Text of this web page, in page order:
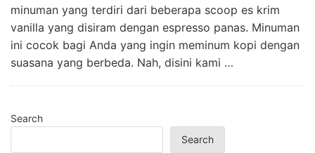
minuman yang terdiri dari beberapa scoop es krim
vanilla yang disiram dengan espresso panas. Minuman
ini cocok bagi Anda yang ingin meminum kopi dengan
suasana yang berbeda. Nah, disini kami …
Search
Search